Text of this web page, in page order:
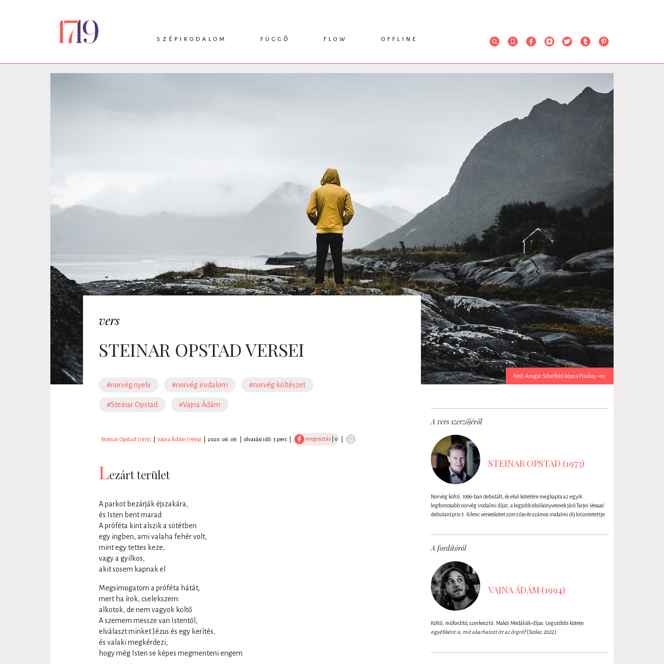
SZÉPIRODALOM
VERS
FÜGGŐ
KRITIKA
FLOW
INTERJÚ
OFFLINE
RENDEZVÉNYEK
Fotó: Ansgar Scheffold képe a Pixabay -en.
vers
STEINAR OPSTAD VERSEI
#norvég nyelv #norvég irodalom #norvég költészet
#Steinar Opstad #Vajna Ádám
Steinar Opstad (1973) Vajna Ádám (1994) 2020. 06. 09. olvasási idő: 3 perc megosztás | 0
Lezárt terület
A parkot bezárják éjszakára,
és Isten bent marad
A próféta kint alszik a sötétben
egy ingben, ami valaha fehér volt,
mint egy tettes keze,
vagy a gyilkos,
akit sosem kapnak el
Megsimogatom a próféta hátát,
mert ha írok, cselekszem:
alkotok, de nem vagyok költő
A szemem messze van Istentől,
elválaszt minket Jézus és egy kerítés,
és valaki megkérdezi,
hogy még Isten se képes megmenteni engem
A vers szerzőjéről
STEINAR OPSTAD (1973)
Norvég költő. 1996-ban debütált, és első kötetére megkapta az egyik
legfontosabb norvég irodalmi díjat, a legjobb elsőkönyvesnek járó Tarjei Vesaas'
debutantpris-t. Kilenc verseskötet szerzője és számos irodalmi díj kitüntetettje.
A fordítóról
VAJNA ÁDÁM (1994)
Költő, műfordító, szerkesztő. Makói Medáliák-díjas. Legutóbbi kötete:
egyébként is, mit akarhatott itt az őrgróf(Scolar, 2022).